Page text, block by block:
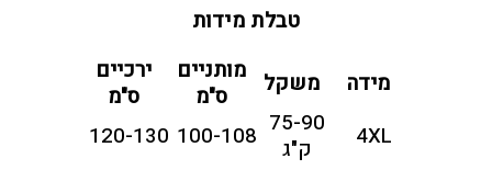
טבלת מידות
מידה משקל
מותניים
ס"מ
ירכיים
ס"מ
4XL
75-90
ק"ג
100-108
120-130